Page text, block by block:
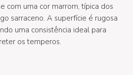
com uma cor marrom, típica dos
sarraceno. A superfície é rugosa
uma consistência ideal para
os temperos.